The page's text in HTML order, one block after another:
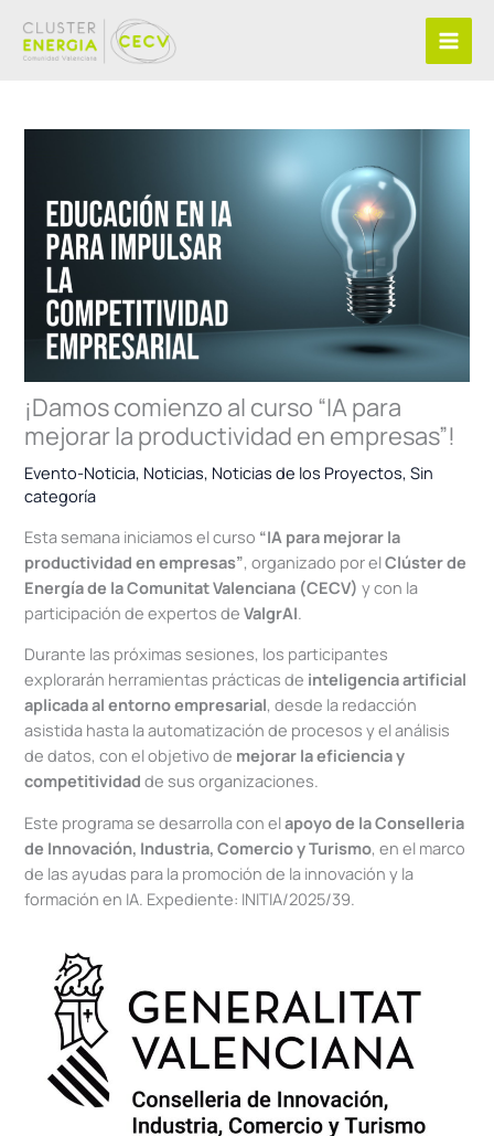
contenido
¡Damos comienzo al curso “IA para
mejorar la productividad en empresas”!
Evento-Noticia, Noticias, Noticias de los Proyectos,Sin
categoría
Esta semana iniciamos el curso “IA para mejorar la
productividad en empresas”, organizado por elClúster de
Energía de la Comunitat Valenciana (CECV) y con la
participación de expertos deValgrAI.
Durante las próximas sesiones, los participantes
explorarán herramientas prácticas de inteligencia artificial
aplicada al entorno empresarial, desde la redacción
asistida hasta la automatización de procesos y el análisis
de datos, con el objetivo de mejorar la eficiencia y
competitividad de sus organizaciones.
Este programa se desarrolla con elapoyo de la Conselleria
de Innovación, Industria, Comercio y Turismo, en el marco
de las ayudas para la promoción de la innovación y la
formación en IA. Expediente: INITIA/2025/39.